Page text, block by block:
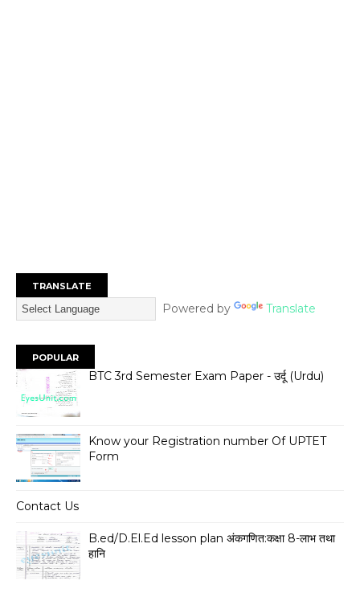
TRANSLATE
Powered by Translate
POPULAR
BTC 3rd Semester Exam Paper - उर्दू (Urdu)
Know your Registration number Of UPTET
Form
Contact Us
B.ed/D.El.Ed lesson plan अंकगणित:कक्षा 8-लाभ तथा
हानि